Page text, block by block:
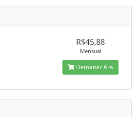
R$45,88
Mensual
Demanar Ara